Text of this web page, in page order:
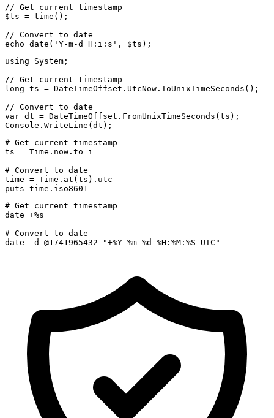
// Get current timestamp
$ts = time();
// Convert to date
echo date('Y-m-d H:i:s', $ts);
using System;
// Get current timestamp
long ts = DateTimeOffset.UtcNow.ToUnixTimeSeconds();
// Convert to date
var dt = DateTimeOffset.FromUnixTimeSeconds(ts);
Console.WriteLine(dt);
# Get current timestamp
ts = Time.now.to_i
# Convert to date
time = Time.at(ts).utc
puts time.iso8601
# Get current timestamp
date +%s
# Convert to date
date -d @1741965432 "+%Y-%m-%d %H:%M:%S UTC"